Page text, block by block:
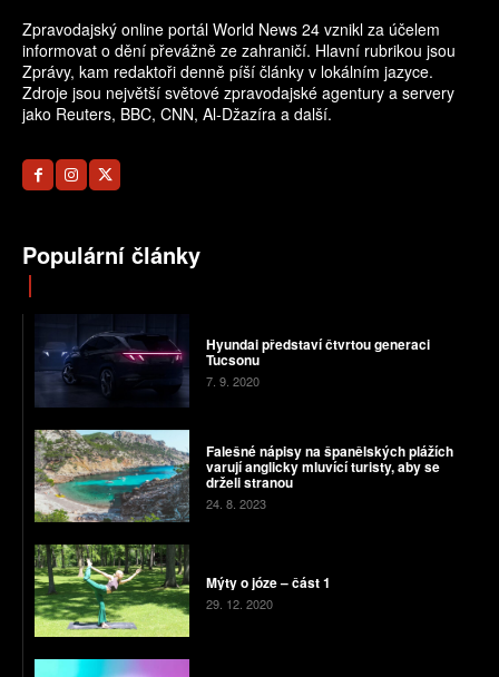
Zpravodajský online portál World News 24 vznikl za účelem
informovat o dění převážně ze zahraničí. Hlavní rubrikou jsou
Zprávy, kam redaktoři denně píší články v lokálním jazyce.
Zdroje jsou největší světové zpravodajské agentury a servery
jako Reuters, BBC, CNN, Al-Džazíra a další.
Populární články
Hyundai představí čtvrtou generaci
Tucsonu
7. 9. 2020
Falešné nápisy na španělských plážích
varují anglicky mluvící turisty, aby se
drželi stranou
24. 8. 2023
Mýty o józe – část 1
29. 12. 2020